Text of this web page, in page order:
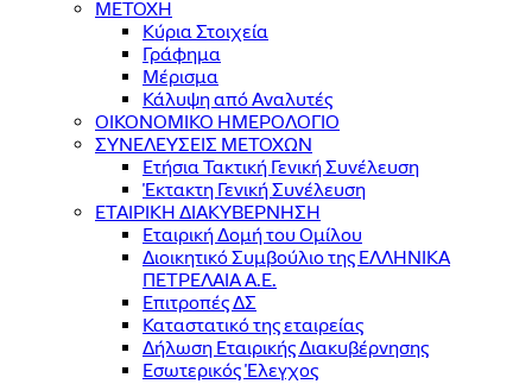
ΜΕΤΟΧΗ
Κύρια Στοιχεία
Γράφημα
Μέρισμα
Κάλυψη από Αναλυτές
ΟΙΚΟΝΟΜΙΚΟ ΗΜΕΡΟΛΟΓΙΟ
ΣΥΝΕΛΕΥΣΕΙΣ ΜΕΤΟΧΩΝ
Ετήσια Τακτική Γενική Συνέλευση
Έκτακτη Γενική Συνέλευση
ΕΤΑΙΡΙΚΗ ΔΙΑΚΥΒΕΡΝΗΣΗ
Εταιρική Δομή του Ομίλου
Διοικητικό Συμβούλιο της ΕΛΛΗΝΙΚΑ
ΠΕΤΡΕΛΑΙΑ Α.Ε.
Επιτροπές ΔΣ
Καταστατικό της εταιρείας
Δήλωση Εταιρικής Διακυβέρνησης
Εσωτερικός Έλεγχος